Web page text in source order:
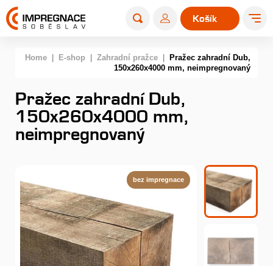
0
Košík
Home E-shop Zahradní pražce
Pražec zahradní Dub,
150x260x4000 mm, neimpregnovaný
Pražec zahradní Dub,
150x260x4000 mm,
neimpregnovaný
bez impregnace